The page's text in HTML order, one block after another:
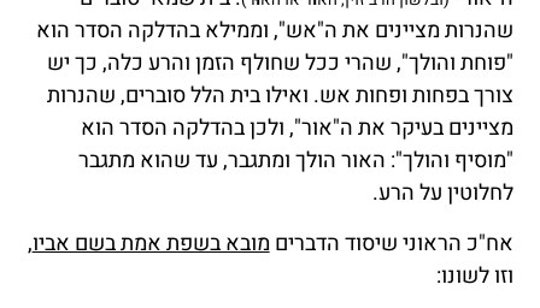
שהנרות מציינים את ה"אש", וממילא בהדלקה הסדר הוא
"פוחת והולך", שהרי ככל שחולף הזמן והרע כלה, כך יש
צורך בפחות ופחות אש. ואילו בית הלל סוברים, שהנרות
מציינים בעיקר את ה"אור", ולכן בהדלקה הסדר הוא
"מוסיף והולך": האור הולך ומתגבר, עד שהוא מתגבר
לחלוטין על הרע.
אח"כ הראוני שיסוד הדבריםמובא בשפת אמת בשם אביו,
וזו לשונו: